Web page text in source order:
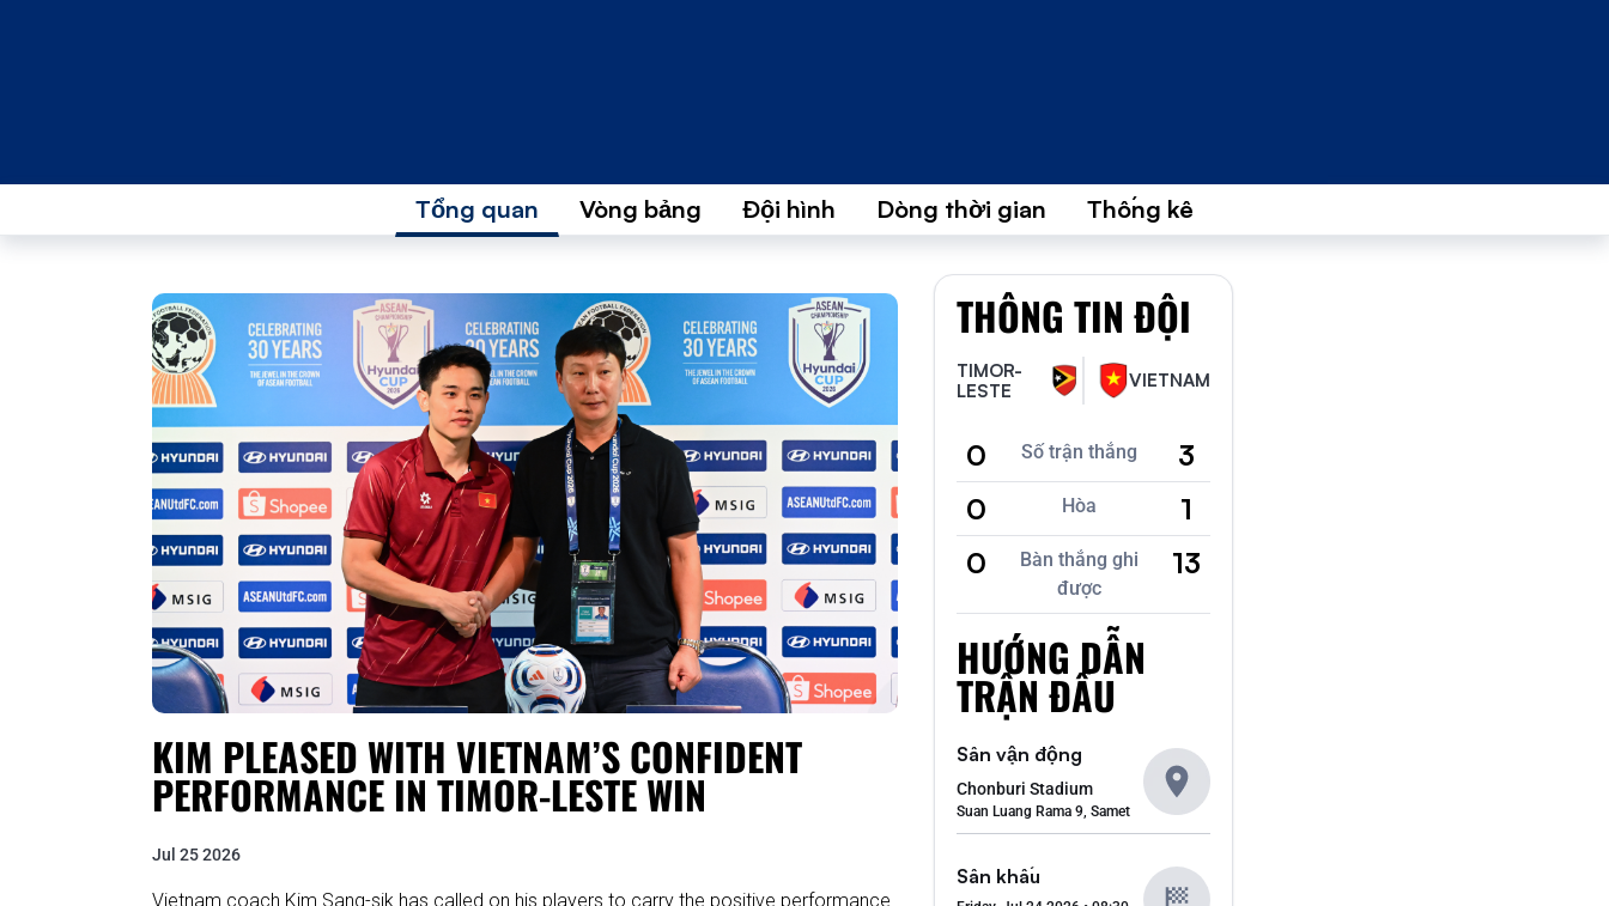
Tổng quan Vòng bảng Đội hình Dòng thời gian Thống kê
KIM PLEASED WITH VIETNAM’S CONFIDENT
PERFORMANCE IN TIMOR-LESTE WIN
Jul 25 2026
Vietnam coach Kim Sang-sik has called on his players to carry the positive performance
THÔNG TIN ĐỘI
TIMOR-
LESTE
VIETNAM
0 Số trận thắng
3
0
Hòa
1
0
Bàn thắng ghi
được
13
HƯỚNG DẪN
TRẬN ĐẤU
Sân vận động
Chonburi Stadium
Suan Luang Rama 9, Samet
Sân khấu